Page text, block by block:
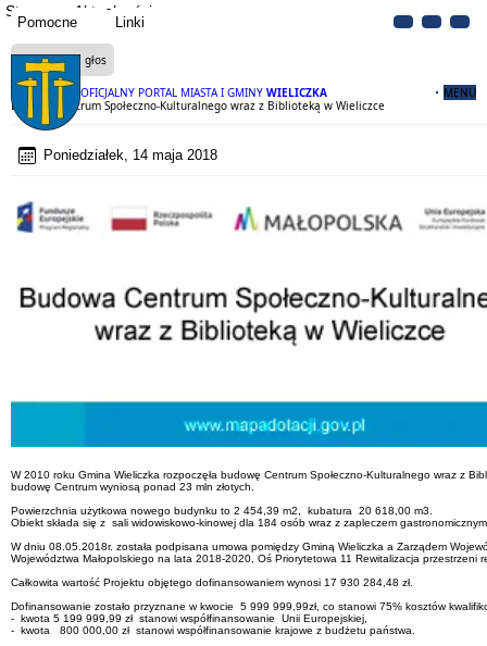
Pomocne Linki
OFICJALNY PORTAL MIASTA I GMINY WIELICZKA MENU
Strona Aktualności
Czytaj na głos
Budowa Centrum Społeczno-Kulturalnego wraz z Biblioteką w Wieliczce
Poniedziałek, 14 maja 2018
W 2010 roku Gmina Wieliczka rozpoczęła budowę Centrum Społeczno-Kulturalnego wraz z
budowę Centrum wyniosą ponad 23 mln złotych.
Powierzchnia użytkowa nowego budynku to 2 454,39 m2, kubatura 20 618,00 m3.
Obiekt składa się z sali widowiskowo-kinowej dla 184 osób wraz z zapleczem
W dniu 08.05.2018r. została podpisana umowa pomiędzy Gminą Wieliczka a Zarządem
Województwa Małopolskiego na lata 2018-2020, Oś Priorytetowa 11 Rewitalizacja
Całkowita wartość Projektu objętego dofinansowaniem wynosi 17 930 284,48 zł.
Dofinansowanie zostało przyznane w kwocie 5 999 999,99zł, co stanowi 75% kosztów
- kwota 5 199 999,99 zł stanowi współfinansowanie Unii Europejskiej,
- kwota 800 000,00 zł stanowi współfinansowanie krajowe z budżetu państwa.